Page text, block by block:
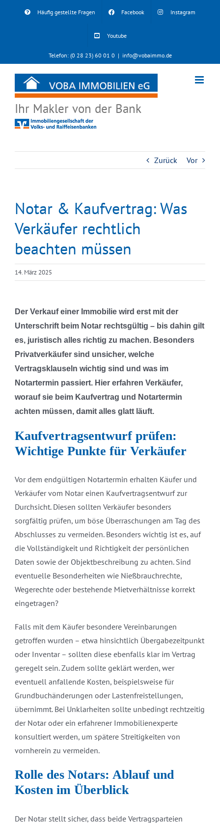
Häufig gestellte Fragen Facebook Instagram
Youtube
Telefon: (0 28 23) 60 01 0 | info@vobaimmo.de
Ihr Makler von der Bank
Zurück Vor
Notar & Kaufvertrag: Was
Verkäufer rechtlich
beachten müssen
14. März 2025
Der Verkauf einer Immobilie wird erst mit der
Unterschrift beim Notar rechtsgültig – bis dahin gilt
es, juristisch alles richtig zu machen. Besonders
Privatverkäufer sind unsicher, welche
Vertragsklauseln wichtig sind und was im
Notartermin passiert. Hier erfahren Verkäufer,
worauf sie beim Kaufvertrag und Notartermin
achten müssen, damit alles glatt läuft.
Kaufvertragsentwurf prüfen:
Wichtige Punkte für Verkäufer
Vor dem endgültigen Notartermin erhalten Käufer und
Verkäufer vom Notar einen Kaufvertragsentwurf zur
Durchsicht. Diesen sollten Verkäufer besonders
sorgfältig prüfen, um böse Überraschungen am Tag des
Abschlusses zu vermeiden. Besonders wichtig ist es, auf
die Vollständigkeit und Richtigkeit der persönlichen
Daten sowie der Objektbeschreibung zu achten. Sind
eventuelle Besonderheiten wie Nießbrauchrechte,
Wegerechte oder bestehende Mietverhältnisse korrekt
eingetragen?
Falls mit dem Käufer besondere Vereinbarungen
getroffen wurden – etwa hinsichtlich Übergabezeitpunkt
oder Inventar – sollten diese ebenfalls klar im Vertrag
geregelt sein. Zudem sollte geklärt werden, wer
eventuell anfallende Kosten, beispielsweise für
Grundbuchänderungen oder Lastenfreistellungen,
übernimmt. Bei Unklarheiten sollte unbedingt rechtzeitig
der Notar oder ein erfahrener Immobilienexperte
konsultiert werden, um spätere Streitigkeiten von
vornherein zu vermeiden.
Rolle des Notars: Ablauf und
Kosten im Überblick
Der Notar stellt sicher, dass beide Vertragsparteien